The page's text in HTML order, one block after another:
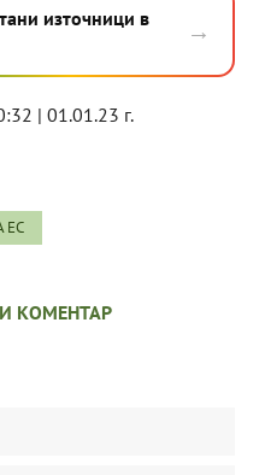
източници в
→
| 01.01.23 г.
ЕС
КОМЕНТАР